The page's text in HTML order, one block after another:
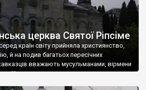
церква Святої Ріпсіме
країн світу прийняла християнство,
й на подив багатьох пересічних
кавказців вважають мусульманами, вірмени
Христа